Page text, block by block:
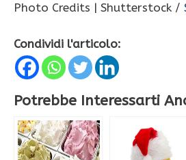
Photo Credits | Shutterstock /
Condividi l'articolo:
Potrebbe Interessarti